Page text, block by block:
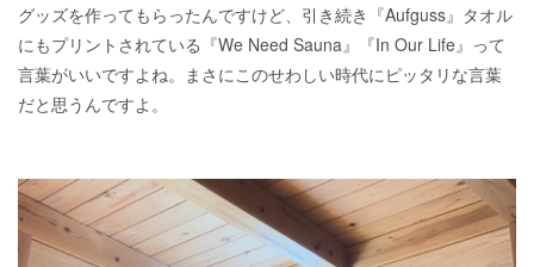
グッズを作ってもらったんですけど、引き続き『Aufguss』タオル
にもプリントされている『We Need Sauna』『In Our Life』って
言葉がいいですよね。まさにこのせわしい時代にピッタリな言葉
だと思うんですよ。